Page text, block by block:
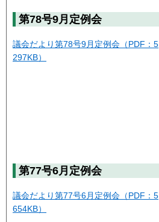
第78号9月定例会
議会だより第78号9月定例会（PDF：5,
297KB）
第77号6月定例会
議会だより第77号6月定例会（PDF：5,
654KB）